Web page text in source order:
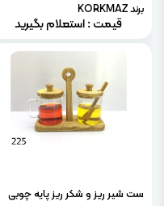
برند KORKMAZ
قیمت : استعلام بگیرید
ست شیر ریز و شکر ریز پایه چوبی